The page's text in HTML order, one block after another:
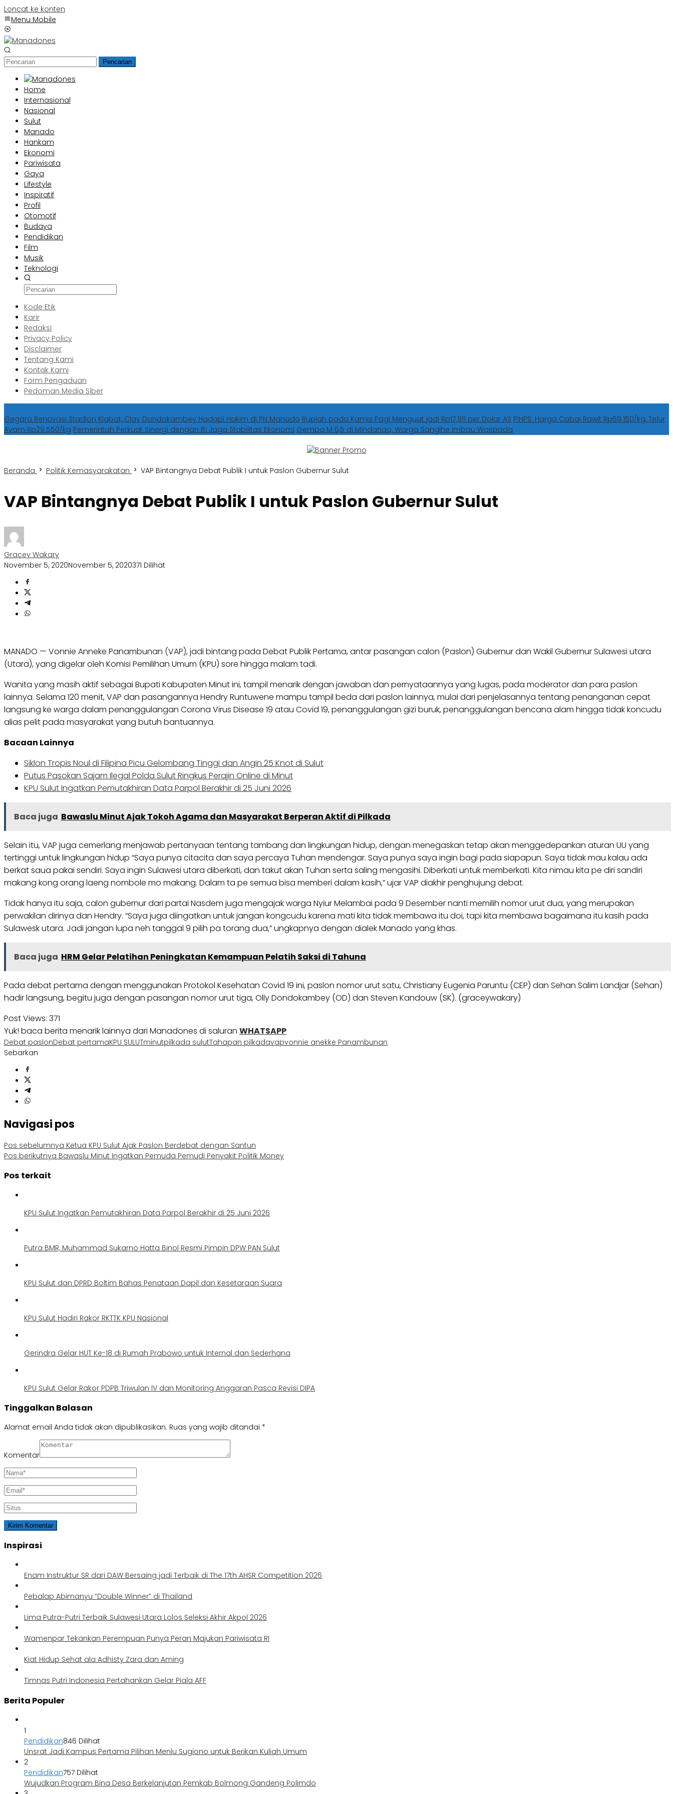
Loncat ke konten
Menu Mobile
Pencarian
Home
Internasional
Nasional
Sulut
Manado
Hankam
Ekonomi
Pariwisata
Gaya
Lifestyle
Inspiratif
Profil
Otomotif
Budaya
Pendidikan
Film
Musik
Teknologi
Kode Etik
Karir
Redaksi
Privacy Policy
Disclaimer
Tentang Kami
Kontak Kami
Form Pengaduan
Pedoman Media Siber
Gegara Renovasi Stadion Klabat, Clay Dondokambey Hadapi Hakim di PN Manado Rupiah pada Kamis Pagi Menguat jadi Rp17.911 per Dolar AS PIHPS: Harga Cabai Rawit Rp59.150/kg, Telur
Ayam Rp29.550/kg Pemerintah Perkuat Sinergi dengan BI Jaga Stabilitas Ekonomi Gempa M 6,5 di Mindanao, Warga Sangihe Imbau Waspada
Beranda Politik Kemasyarakatan VAP Bintangnya Debat Publik I untuk Paslon Gubernur Sulut
VAP Bintangnya Debat Publik I untuk Paslon Gubernur Sulut
Gracey Wakary
November 5, 2020November 5, 2020371 Dilihat
MANADO — Vonnie Anneke Panambunan (VAP), jadi bintang pada Debat Publik Pertama, antar pasangan calon (Paslon) Gubernur dan Wakil Gubernur Sulawesi utara
(Utara), yang digelar oleh Komisi Pemilihan Umum (KPU) sore hingga malam tadi.
Wanita yang masih aktif sebagai Bupati Kabupaten Minut ini, tampil menarik dengan jawaban dan pernyataannya yang lugas, pada moderator dan para paslon
lainnya. Selama 120 menit, VAP dan pasangannya Hendry Runtuwene mampu tampil beda dari paslon lainnya, mulai dari penjelasannya tentang penanganan cepat
langsung ke warga dalam penanggulangan Corona Virus Disease 19 atau Covid 19, penanggulangan gizi buruk, penanggulangan bencana alam hingga tidak koncudu
alias pelit pada masyarakat yang butuh bantuannya.
Bacaan Lainnya
Siklon Tropis Noul di Filipina Picu Gelombang Tinggi dan Angin 25 Knot di Sulut
Putus Pasokan Sajam Ilegal Polda Sulut Ringkus Perajin Online di Minut
KPU Sulut Ingatkan Pemutakhiran Data Parpol Berakhir di 25 Juni 2026
Baca juga Bawaslu Minut Ajak Tokoh Agama dan Masyarakat Berperan Aktif di Pilkada
Selain itu, VAP juga cemerlang menjawab pertanyaan tentang tambang dan lingkungan hidup, dengan menegaskan tetap akan menggedepankan aturan UU yang
tertinggi untuk lingkungan hidup “Saya punya citacita dan saya percaya Tuhan mendengar. Saya punya saya ingin bagi pada siapapun. Saya tidak mau kalau ada
berkat saua pakai sendiri. Saya ingin Sulawesi utara diberkati, dan takut akan Tuhan serta saling mengasihi. Diberkati untuk memberkati. Kita nimau kita pe diri sandiri
makang kong orang laeng nombole mo makang. Dalam ta pe semua bisa memberi dalam kasih,” ujar VAP diakhir penghujung debat.
Tidak hanya itu saja, calon gubernur dari partai Nasdem juga mengajak warga Nyiur Melambai pada 9 Desember nanti memilih nomor urut dua, yang merupakan
perwakilan dirinya dan Hendry. “Saya juga diingatkan untuk jangan kongcudu karena mati kita tidak membawa itu doi, tapi kita membawa bagaimana itu kasih pada
Sulawesk utara. Jadi jangan lupa neh tanggal 9 pilih pa torang dua,” ungkapnya dengan dialek Manado yang khas.
Baca juga HRM Gelar Pelatihan Peningkatan Kemampuan Pelatih Saksi di Tahuna
Pada debat pertama dengan menggunakan Protokol Kesehatan Covid 19 ini, paslon nomor urut satu, Christiany Eugenia Paruntu (CEP) dan Sehan Salim Landjar (Sehan)
hadir langsung, begitu juga dengan pasangan nomor urut tiga, Olly Dondokambey (OD) dan Steven Kandouw (SK). (graceywakary)
Post Views: 371
Yuk! baca berita menarik lainnya dari Manadones di saluran WHATSAPP
Debat paslonDebat pertamaKPU SULUTminutpilkada sulutTahapan pilkadavapvonnie anekke Panambunan
Sebarkan
Navigasi pos
Pos sebelumnya Ketua KPU Sulut Ajak Paslon Berdebat dengan Santun
Pos berikutnya Bawaslu Minut Ingatkan Pemuda Pemudi Penyakit Politik Money
Pos terkait
KPU Sulut Ingatkan Pemutakhiran Data Parpol Berakhir di 25 Juni 2026
Putra BMR, Muhammad Sukarno Hatta Binol Resmi Pimpin DPW PAN Sulut
KPU Sulut dan DPRD Boltim Bahas Penataan Dapil dan Kesetaraan Suara
KPU Sulut Hadiri Rakor RKTTK KPU Nasional
Gerindra Gelar HUT Ke-18 di Rumah Prabowo untuk Internal dan Sederhana
KPU Sulut Gelar Rakor PDPB Triwulan IV dan Monitoring Anggaran Pasca Revisi DIPA
Tinggalkan Balasan
Alamat email Anda tidak akan dipublikasikan. Ruas yang wajib ditandai *
Komentar
Inspirasi
Enam Instruktur SR dari DAW Bersaing jadi Terbaik di The 17th AHSR Competition 2026
Pebalap Abimanyu “Double Winner” di Thailand
Lima Putra-Putri Terbaik Sulawesi Utara Lolos Seleksi Akhir Akpol 2026
Wamenpar Tekankan Perempuan Punya Peran Majukan Pariwisata RI
Kiat Hidup Sehat ala Adhisty Zara dan Aming
Timnas Putri Indonesia Pertahankan Gelar Piala AFF
Berita Populer
1
Pendidikan846 Dilihat
Unsrat Jadi Kampus Pertama Pilihan Menlu Sugiono untuk Berikan Kuliah Umum
2
Pendidikan757 Dilihat
Wujudkan Program Bina Desa Berkelanjutan Pemkab Bolmong Gandeng Polimdo